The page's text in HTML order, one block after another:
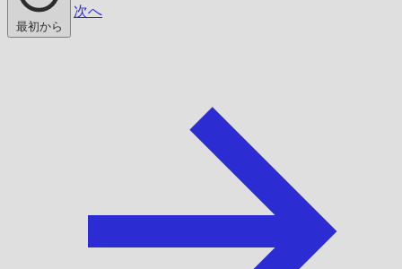
最初から
次へ